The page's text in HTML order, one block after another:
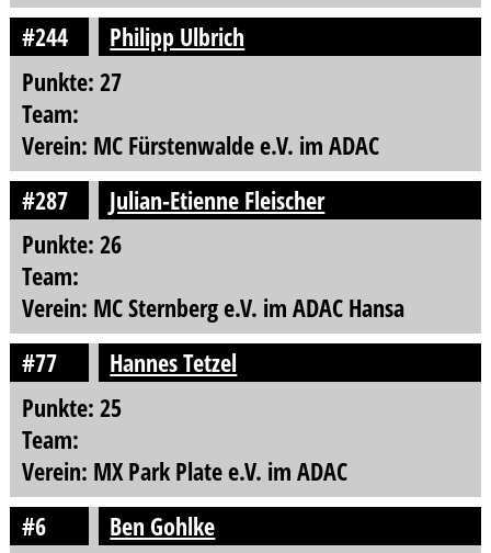
#244
Philipp Ulbrich
Punkte: 27
Team:
Verein: MC Fürstenwalde e.V. im ADAC
#287
Julian-Etienne Fleischer
Punkte: 26
Team:
Verein: MC Sternberg e.V. im ADAC Hansa
#77
Hannes Tetzel
Punkte: 25
Team:
Verein: MX Park Plate e.V. im ADAC
#6
Ben Gohlke